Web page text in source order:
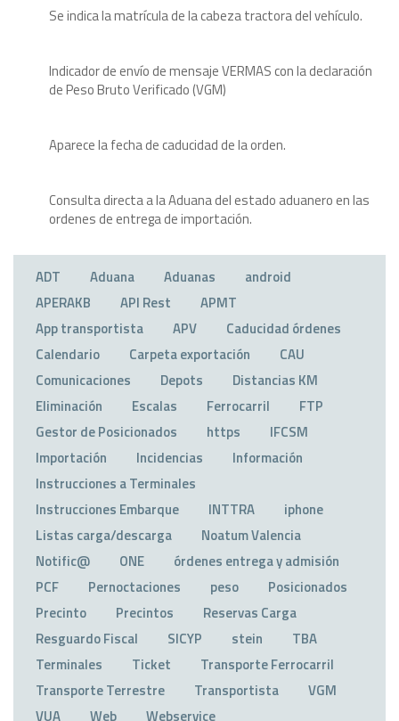
Se indica la matrícula de la cabeza tractora del vehículo.
Indicador de envío de mensaje VERMAS con la declaración
de Peso Bruto Verificado (VGM)
Aparece la fecha de caducidad de la orden.
Consulta directa a la Aduana del estado aduanero en las
ordenes de entrega de importación.
ADT Aduana Aduanas
android
APERAKB
API Rest
APMT
App transportista
APV
Caducidad órdenes
Calendario
Carpeta exportación
CAU
Comunicaciones
Depots
Distancias KM
Eliminación
Escalas Ferrocarril
FTP
Gestor de Posicionados
https
IFCSM
Importación
Incidencias
Información
Instrucciones a Terminales
Instrucciones Embarque
INTTRA
iphone
Listas carga/descarga
Noatum Valencia
Notific@
ONE
órdenes entrega y admisión
PCF
Pernoctaciones peso
Posicionados
Precinto
Precintos
Reservas Carga
Resguardo Fiscal
SICYP stein
TBA
Terminales
Ticket
Transporte Ferrocarril
Transporte Terrestre
Transportista
VGM
VUA
Web Webservice